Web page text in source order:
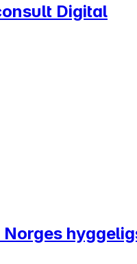
Digital